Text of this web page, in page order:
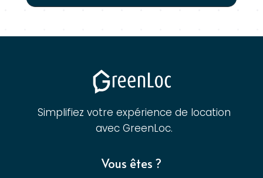
Simplifiez votre expérience de location
avec GreenLoc.
Vous êtes ?